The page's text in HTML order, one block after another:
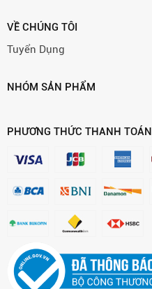
VỀ CHÚNG TÔI
Tuyển Dụng
NHÓM SẢN PHẨM
PHƯƠNG THỨC THANH TOÁN